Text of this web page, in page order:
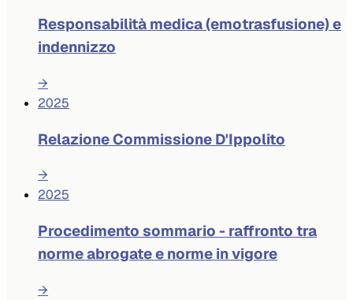
Responsabilità medica (emotrasfusione) e
indennizzo
→
2025
Relazione Commissione D'Ippolito
→
2025
Procedimento sommario - raffronto tra
norme abrogate e norme in vigore
→